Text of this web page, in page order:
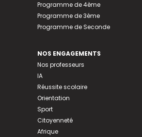
Programme de 4ème
Programme de 3ème
Programme de Seconde
NOS ENGAGEMENTS
Nos professeurs
IA
Réussite scolaire
Orientation
Sport
Citoyenneté
Afrique